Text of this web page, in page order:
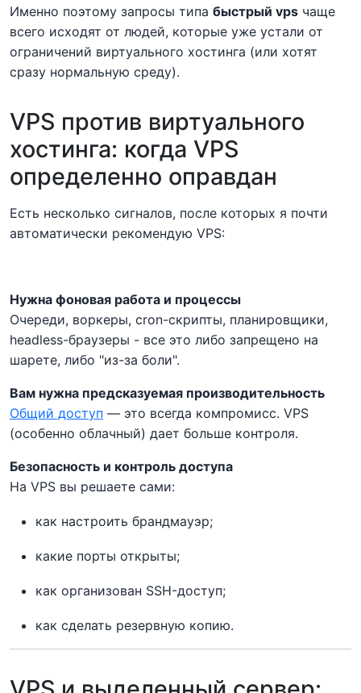
Именно поэтому запросы типа быстрый vps чаще
всего исходят от людей, которые уже устали от
ограничений виртуального хостинга (или хотят
сразу нормальную среду).
VPS против виртуального
хостинга: когда VPS
определенно оправдан
Есть несколько сигналов, после которых я почти
автоматически рекомендую VPS:
Нужна фоновая работа и процессы
Очереди, воркеры, cron-скрипты, планировщики,
headless-браузеры - все это либо запрещено на
шарете, либо "из-за боли".
Вам нужна предсказуемая производительность
Общий доступ — это всегда компромисс. VPS
(особенно облачный) дает больше контроля.
Безопасность и контроль доступа
На VPS вы решаете сами:
как настроить брандмауэр;
какие порты открыты;
как организован SSH-доступ;
как сделать резервную копию.